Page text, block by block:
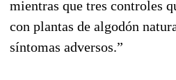
mientras que tres controles
con plantas de algodón
síntomas adversos.”